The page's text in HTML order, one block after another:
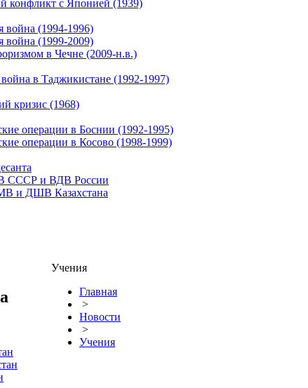
конфликт с Японией (1939)
война (1994-1996)
война (1999-2009)
в Чечне (2009-н.в.)
в Таджикистане (1992-1997)
кризис (1968)
операции в Боснии (1992-1995)
операции в Косово (1998-1999)
СССР и ВДВ России
и ДШВ Казахстана
Учения
Главная
>
Новости
>
Учения